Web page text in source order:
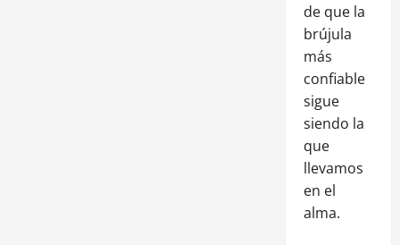
de que la
brújula
más
confiable
sigue
siendo la
que
llevamos
en el
alma.